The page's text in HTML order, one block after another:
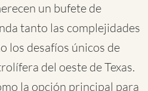
un bufete de
tanto las complejidades
los desafíos únicos de
del oeste de Texas.
la opción principal para